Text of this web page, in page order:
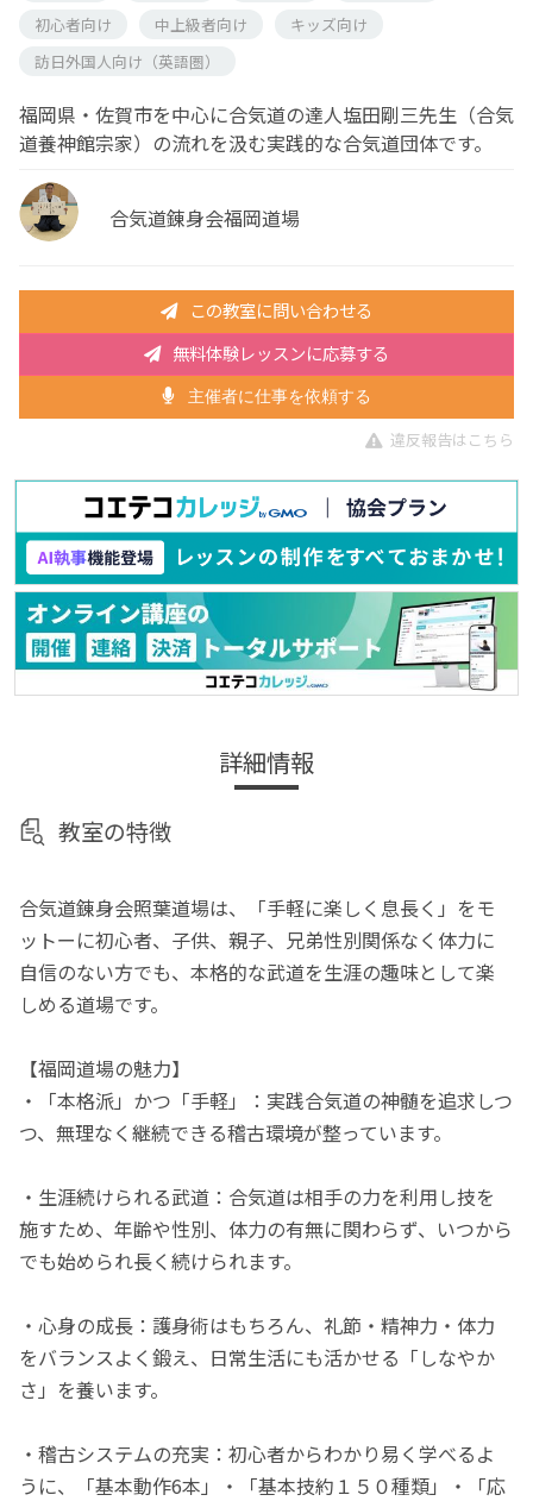
初心者向け
中上級者向け
キッズ向け
訪日外国人向け（英語圏）
福岡県・佐賀市を中心に合気道の達人塩田剛三先生（合気
道養神館宗家）の流れを汲む実践的な合気道団体です。
合気道錬身会福岡道場
この教室に問い合わせる
無料体験レッスンに応募する
主催者に仕事を依頼する
違反報告はこちら
詳細情報
教室の特徴
合気道錬身会照葉道場は、「手軽に楽しく息長く」をモ
ットーに初心者、子供、親子、兄弟性別関係なく体力に
自信のない方でも、本格的な武道を生涯の趣味として楽
しめる道場です。
【福岡道場の魅力】
・「本格派」かつ「手軽」：実践合気道の神髄を追求しつ
つ、無理なく継続できる稽古環境が整っています。
・生涯続けられる武道：合気道は相手の力を利用し技を
施すため、年齢や性別、体力の有無に関わらず、いつから
でも始められ長く続けられます。
・心身の成長：護身術はもちろん、礼節・精神力・体力
をバランスよく鍛え、日常生活にも活かせる「しなやか
さ」を養います。
・稽古システムの充実：初心者からわかり易く学べるよ
うに、「基本動作6本」・「基本技約１５０種類」・「応